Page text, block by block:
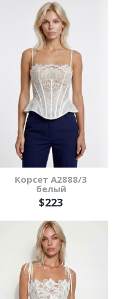
Корсет А2888/3
белый
$223